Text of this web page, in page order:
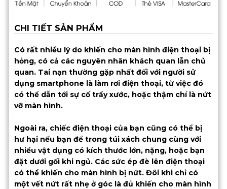
CHI TIẾT SẢN PHẨM
Có rất nhiều lý do khiến cho màn hình điện thoại bị
hỏng, có cả các nguyên nhân khách quan lẫn chủ
quan. Tai nạn thường gặp nhất đối với người sử
dụng smartphone là làm rơi điện thoại, từ việc đó
có thể dẫn tới sự cố trầy xước, hoặc thậm chí là nứt
vỡ màn hình.
Ngoài ra, chiếc điện thoại của bạn cũng có thể bị
hư hại nếu bạn để trong túi xách chung cùng với
nhiều vật dụng có kích thước lớn, nặng, hoặc bạn
đặt dưới gối khi ngủ. Các sức ép đè lên điện thoại
có thể khiến cho màn hình bị nứt. Đôi khi chỉ có
một vết nứt rất nhẹ ở góc là đủ khiến cho màn hình